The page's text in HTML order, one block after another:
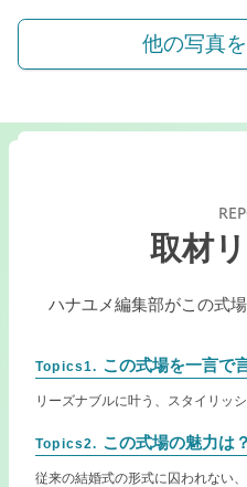
他の写真
取材
ハナユメ編集部がこの式
Topics1. この式場を一言で
リーズナブルに叶う、スタイリッ
Topics2. この式場の魅力は？
従来の結婚式の形式に囚われない